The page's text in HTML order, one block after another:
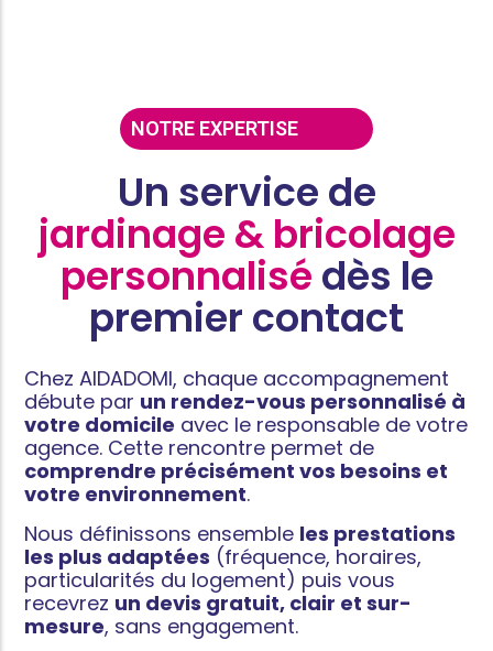
NOTRE EXPERTISE
Un service de
jardinage & bricolage
personnalisé dès le
premier contact​
Chez AIDADOMI, chaque accompagnement
débute par un rendez-vous personnalisé à
votre domicile avec le responsable de votre
agence. Cette rencontre permet de
comprendre précisément vos besoins et
votre environnement.
Nous définissons ensemble les prestations
les plus adaptées (fréquence, horaires,
particularités du logement) puis vous
recevrez un devis gratuit, clair et sur-
mesure, sans engagement.